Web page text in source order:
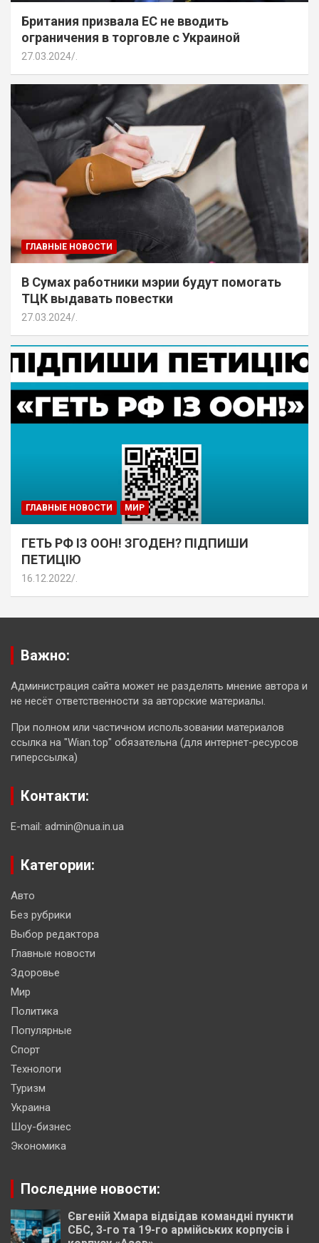
Британия призвала ЕС не вводить
ограничения в торговле с Украиной
27.03.2024
ГЛАВНЫЕ НОВОСТИ
В Сумах работники мэрии будут помогать
ТЦК выдавать повестки
27.03.2024
ГЛАВНЫЕ НОВОСТИ МИР
ГЕТЬ РФ ІЗ ООН! ЗГОДЕН? ПІДПИШИ
ПЕТИЦІЮ
16.12.2022
Важно:
Администрация сайта может не разделять мнение автора и
не несёт ответственности за авторские материалы.
При полном или частичном использовании материалов
ссылка на "Wian.top" обязательна (для интернет-ресурсов
гиперссылка)
Контакти:
E-mail: admin@nua.in.ua
Категории:
Авто
Без рубрики
Выбор редактора
Главные новости
Здоровье
Мир
Политика
Популярные
Спорт
Технологи
Туризм
Украина
Шоу-бизнес
Экономика
Последние новости:
Євгеній Хмара відвідав командні пункти
СБС, 3-го та 19-го армійських корпусів і